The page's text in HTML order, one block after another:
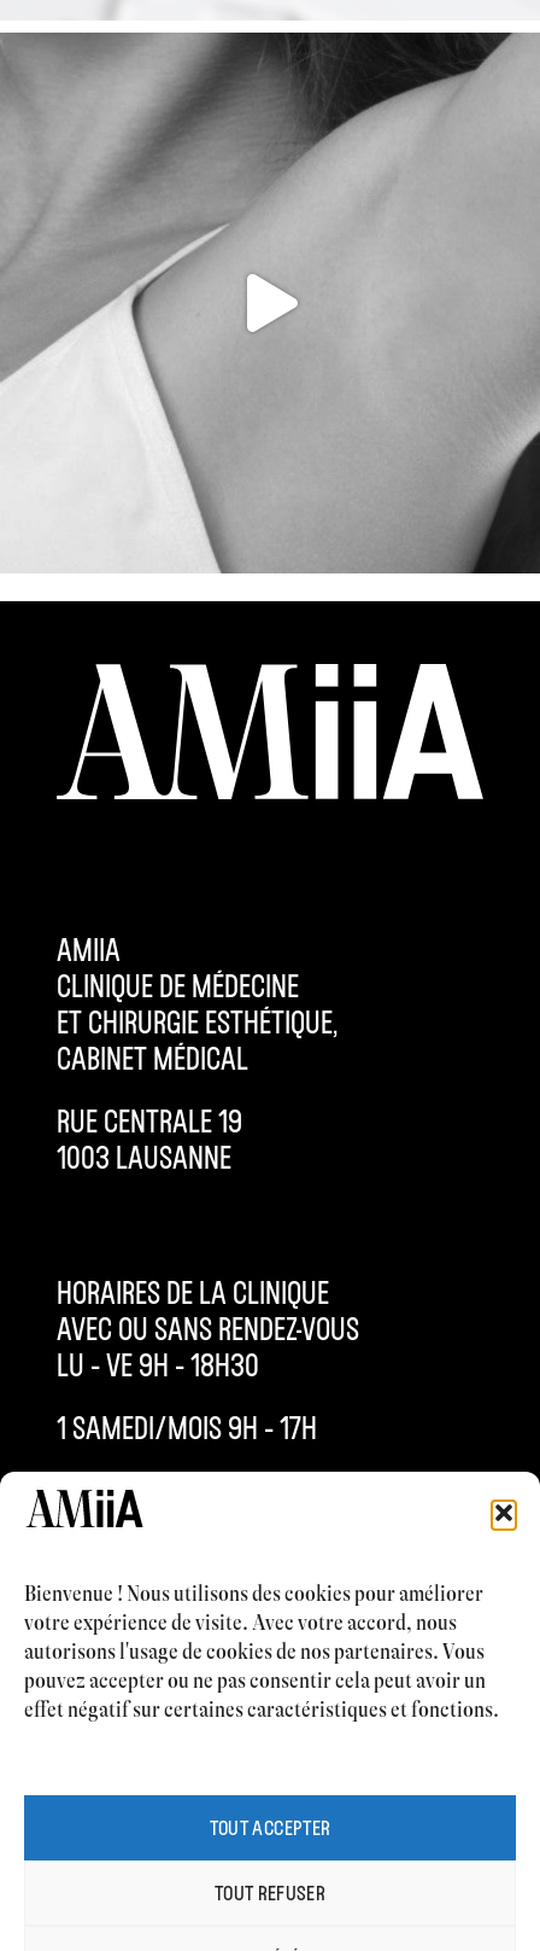
Bienvenue ! Nous utilisons des cookies pour améliorer
votre expérience de visite. Avec votre accord, nous
autorisons l'usage de cookies de nos partenaires. Vous
pouvez accepter ou ne pas consentir cela peut avoir un
effet négatif sur certaines caractéristiques et fonctions.
TOUT ACCEPTER
TOUT REFUSER
AMIIA
CLINIQUE DE MÉDECINE
ET CHIRURGIE ESTHÉTIQUE,
CABINET MÉDICAL
RUE CENTRALE 19
1003 LAUSANNE
HORAIRES DE LA CLINIQUE
AVEC OU SANS RENDEZ-VOUS
LU – VE 9H – 18H30
1 SAMEDI/MOIS 9H – 17H
INFO@AMIIACLINIQUE.CH
CHIRURGIE ESTHÉTIQUE
MÉDECINE ESTHÉTIQUE
CONTACT